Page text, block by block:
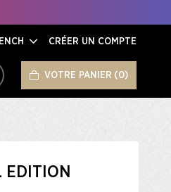
CRÉER UN COMPTE
VOTRE PANIER 0
EDITION